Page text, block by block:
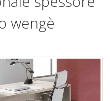
wengè